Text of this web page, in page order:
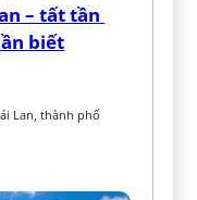
– tất tần
biết
Lan, thành phố